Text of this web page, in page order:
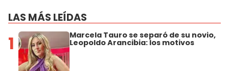
LAS MÁS LEÍDAS
1 Marcela Tauro se separó de su novio,
Leopoldo Arancibia: los motivos